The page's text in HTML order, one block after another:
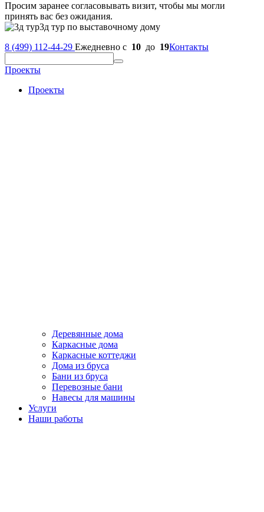
Просим заранее согласовывать визит, чтобы мы могли
принять вас без ожидания.
3д тур по выставочному дому
8 (499) 112-44-29 Ежедневно с 10 до 19Контакты
Проекты
Проекты
Деревянные дома
Каркасные дома
Каркасные коттеджи
Дома из бруса
Бани из бруса
Перевозные бани
Навесы для машины
Услуги
Наши работы